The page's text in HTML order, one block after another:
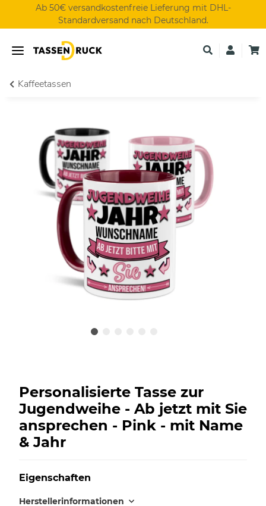
Ab 50€ versandkostenfreie Lieferung mit DHL-
Standardversand nach Deutschland.
Kaffeetassen
Personalisierte Tasse zur
Jugendweihe - Ab jetzt mit Sie
ansprechen - Pink - mit Name
& Jahr
Eigenschaften
Herstellerinformationen